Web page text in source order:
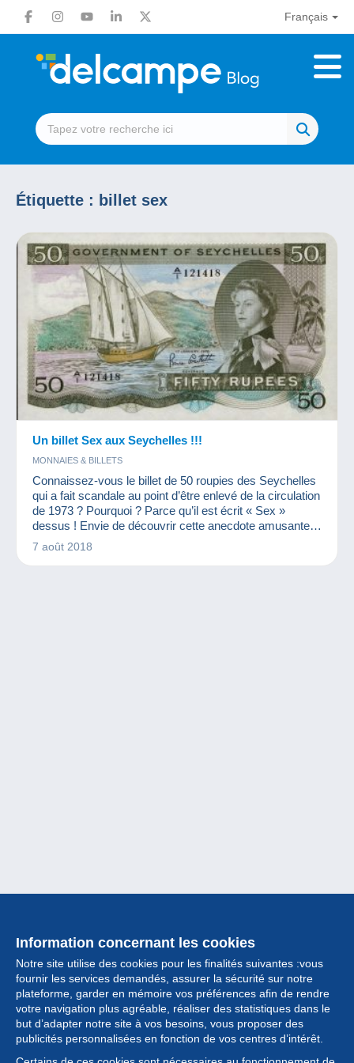
Français
Étiquette : billet sex
Un billet Sex aux Seychelles !!!
MONNAIES & BILLETS
Connaissez-vous le billet de 50 roupies des Seychelles
qui a fait scandale au point d’être enlevé de la circulation
de 1973 ? Pourquoi ? Parce qu’il est écrit « Sex »
dessus ! Envie de découvrir cette anecdote amusante ?
Cet article est pour vous !
7 août 2018
Information concernant les cookies
Notre site utilise des cookies pour les finalités suivantes :vous
fournir les services demandés, assurer la sécurité sur notre
plateforme, garder en mémoire vos préférences afin de rendre
votre navigation plus agréable, réaliser des statistiques dans le
but d’adapter notre site à vos besoins, vous proposer des
publicités personnalisées en fonction de vos centres d’intérêt.
Collection